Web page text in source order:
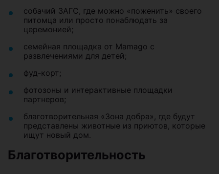
собачий ЗАГС, где можно «поженить» своего
питомца или просто понаблюдать за
церемонией;
семейная площадка от Mamago с
развлечениями для детей;
фуд-корт;
фотозоны и интерактивные площадки
партнеров;
благотворительная «Зона добра», где будут
представлены животные из приютов, которые
ищут новый дом.
Благотворительность